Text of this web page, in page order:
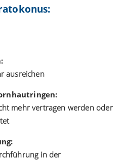
ausreichen
mehr vertragen werden oder
in der